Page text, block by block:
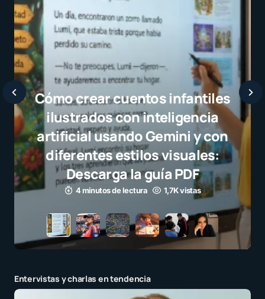
Javier
selección
el juego
para
3 minutos de
Entervistas y charlas en tendencia